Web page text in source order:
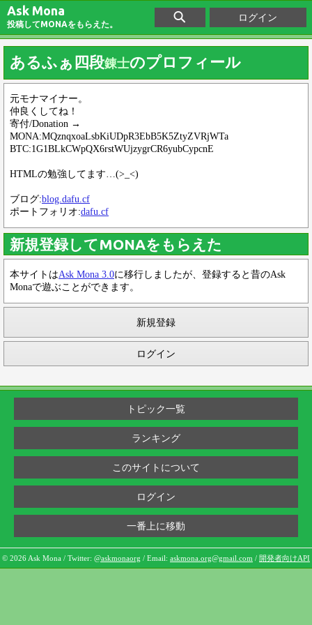
Ask Mona
投稿してMONAをもらえた。
ログイン
あるふぁ四段錬士のプロフィール
元モナマイナー。
仲良くしてね！
寄付/Donation →
MONA:MQznqxoaLsbKiUDpR3EbB5K5ZtyZVRjWTa
BTC:1G1BLkCWpQX6rstWUjzygrCR6yubCypcnE
HTMLの勉強してます…(>_<)
ブログ:blog.dafu.cf
ポートフォリオ:dafu.cf
新規登録してMONAをもらえた
本サイトはAsk Mona 3.0に移行しましたが、登録すると昔のAsk
Monaで遊ぶことができます。
新規登録
ログイン
トピック一覧
ランキング
このサイトについて
ログイン
一番上に移動
© 2026 Ask Mona / Twitter: @askmonaorg / Email: askmona.org@gmail.com / 開発者向けAPI